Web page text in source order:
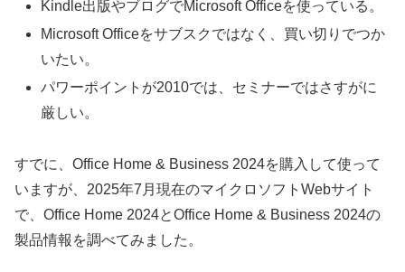
Kindle出版やブログでMicrosoft Officeを使っている。
Microsoft Officeをサブスクではなく、買い切りでつか
いたい。
パワーポイントが2010では、セミナーではさすがに
厳しい。
すでに、Office Home & Business 2024を購入して使って
いますが、2025年7月現在のマイクロソフトWebサイト
で、Office Home 2024とOffice Home & Business 2024の
製品情報を調べてみました。